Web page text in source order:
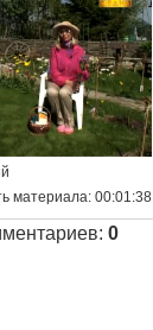
материала: 00:01:38
:0